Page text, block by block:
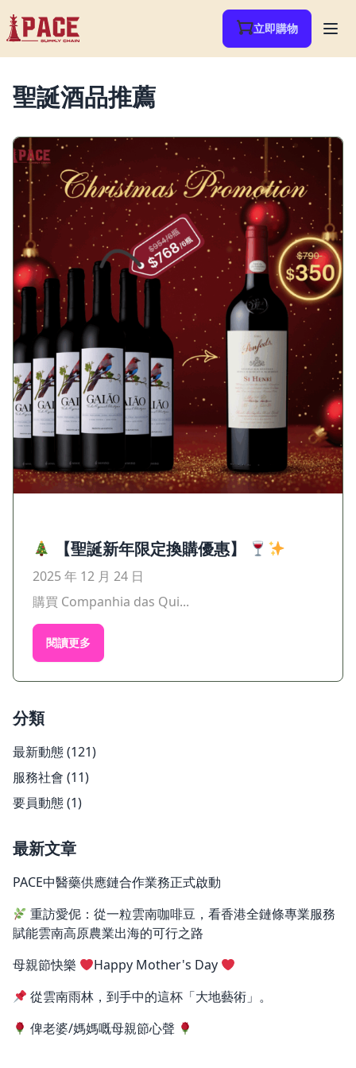
立即購物
聖誕酒品推薦
【聖誕新年限定換購優惠】
2025 年 12 月 24 日
購買 Companhia das Qui...
閱讀更多
分類
最新動態(121)
服務社會 (11)
要員動態(1)
最新文章
PACE中醫藥供應鏈合作業務正式啟動
重訪愛伲：從一粒雲南咖啡豆，看香港全鏈條專業服務
賦能雲南高原農業出海的可行之路
母親節快樂
Happy Mother's Day
從雲南雨林，到手中的這杯「大地藝術」。
俾老婆/媽媽嘅母親節心聲